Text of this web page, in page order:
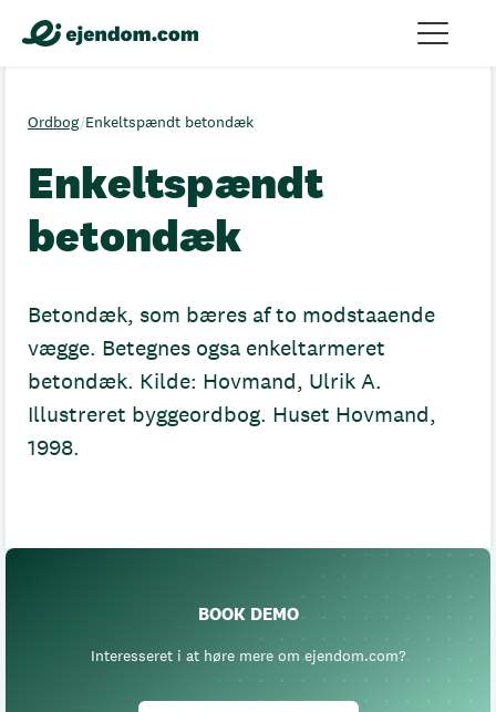
Ordbog/Enkeltspændt betondæk
Enkeltspændt
betondæk
Betondæk, som bæres af to modstaaende
vægge. Betegnes ogsa enkeltarmeret
betondæk. Kilde: Hovmand, Ulrik A.
Illustreret byggeordbog. Huset Hovmand,
1998.
BOOK DEMO
Interesseret i at høre mere om ejendom.com?